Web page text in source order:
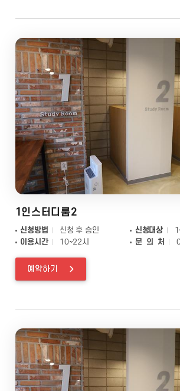
1인스터디룸2
신청방법 신청 후 승인 신청대상
이용시간
10~22시 문 의 처
예약하기